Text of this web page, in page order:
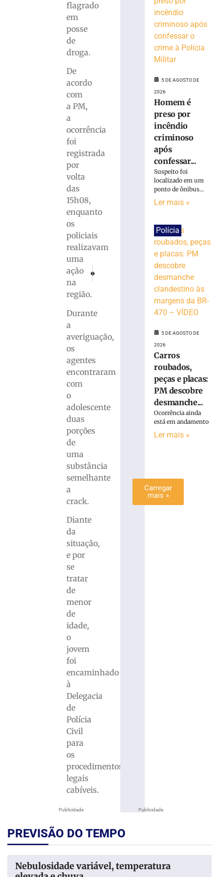
Publicidade
flagrado
em
posse
de
droga.
De
acordo
com
a PM,
a
ocorrência
foi
registrada
por
volta
das
15h08,
enquanto
os
policiais
realizavam
uma
ação
na
região.
Durante
a
averiguação,
os
agentes
encontraram
com
o
adolescente
duas
porções
de
uma
substância
semelhante
a
crack.
Diante
da
situação,
e por
se
tratar
de
menor
de
idade,
o
jovem
foi
encaminhado
à
Delegacia
de
Polícia
Civil
para
os
procedimentos
legais
cabíveis.
Homem retorna e acaba detido após dois
PRÓXIMO
Polícia Militar apreende cerca de 50 quilos de
ferido
desviar
cachorro
colidir
contra
Bairro
Águas
Claras
Carros
roubados,
peças
placas:
descobre
desmanche
clandestino
margens
VÍDEO
Carregar
mais »
Publicidade
5 DE AGOSTO DE
2026
Homem é
preso por
incêndio
criminoso
após
confessar...
Suspeito foi
localizado em um
ponto de ônibus...
Ler mais »
Polícia
5 DE AGOSTO DE
2026
Carros
roubados,
peças e placas:
PM descobre
desmanche...
Ocorrência ainda
está em andamento
Ler mais »
PREVISÃO DO TEMPO
Nebulosidade variável, temperatura